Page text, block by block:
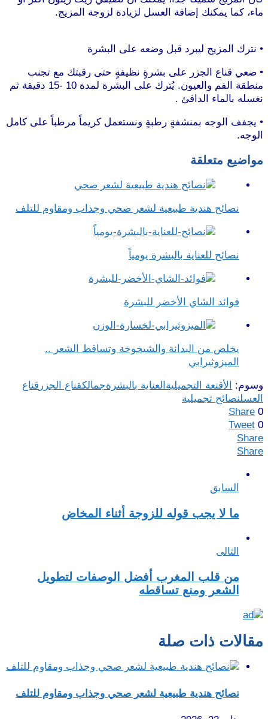
ماء، كما يمكنك إضافة العسل لزيادة لزوجة المزيج.
• نترك المزيج ليبرد قبل وضعه على البشرة
• ضعي قناع الجزر على بشرةٍ نظيفةٍ حتى رقبتك مع تجنب
منطقة الفم والعيون. يُترك على البشرة لمدة 10 -15 دقيقة ثم
نغسله بالماء الدافئ .
• يجفف الوجه بمنشفةٍ رطبةٍ ونستعمل كريماً مرطباً على كامل
الوجه.
مواضيع متعلقة
نصائح هندية طبيعية لشعر صحي وجذاب ومقاوم للتلف
نصائح للعناية بالبشرة يومياً
فوائد الشاي الأخضر للبشرة
يخلص من البدانة والشيخوخة وتساقط الشعر ..
الميزوثيرابي
وسوم: الأقنعة التجميلية العناية بالبشرةجمالكقناع الجزر قناع
العسلنصائح تجميلية
Share 0
Tweet 0
Share
Share
السابق
ما لا يجب قوله للزوجة أثناء المخاض
التالى
من قلب المغرب أفضل الوصفات لتطويل
الشعر ومنع تساقطه
مقالات ذات صلة
نصائح هندية طبيعية لشعر صحي وجذاب ومقاوم للتلف